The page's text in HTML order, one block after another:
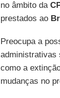
no âmbito da
prestados ao
Preocupa a
administrativas
como a
mudanças no